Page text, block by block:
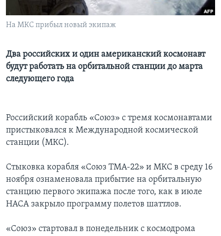
Learning English
На МКС прибыл новый экипаж
Два российских и один американский космонавт
будут работать на орбитальной станции до марта
следующего года
Российский корабль «Союз» c тремя космонавтами
пристыковался к Международной космической
станции (МКС).
Стыковка корабля «Союз ТМА-22» и МКС в среду 16
ноября ознаменовала прибытие на орбитальную
станцию первого экипажа после того, как в июле
НАСА закрыло программу полетов шаттлов.
«Союз» стартовал в понедельник с космодрома